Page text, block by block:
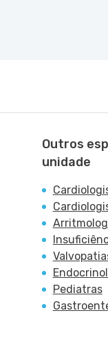
Outros
unidade
Pediatras